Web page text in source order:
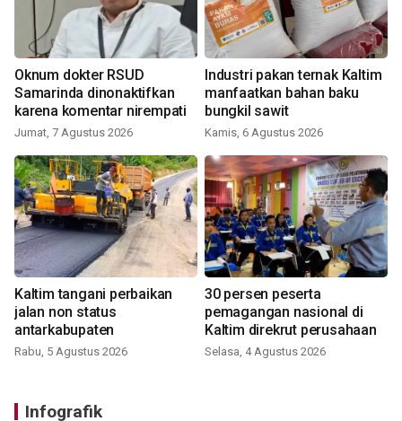
Oknum dokter RSUD
Samarinda dinonaktifkan
karena komentar nirempati
Jumat, 7 Agustus 2026
Industri pakan ternak Kaltim
manfaatkan bahan baku
bungkil sawit
Kamis, 6 Agustus 2026
Kaltim tangani perbaikan
jalan non status
antarkabupaten
Rabu, 5 Agustus 2026
30 persen peserta
pemagangan nasional di
Kaltim direkrut perusahaan
Selasa, 4 Agustus 2026
Infografik